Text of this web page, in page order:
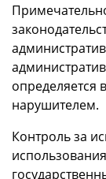
определяется
нарушителем.
Контроль за